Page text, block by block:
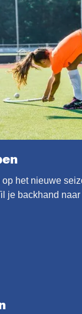
het nieuwe
je backhand